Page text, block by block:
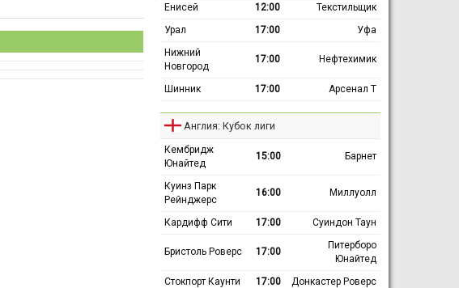
Енисей 12:00
Текстильщик
Урал
17:00
Уфа
Нижний
Новгород
17:00 Нефтехимик
Шинник 17:00 Арсенал Т
Англия: Кубок лиги
Кембридж
Юнайтед
15:00 Барнет
Куинз Парк
Рейнджерс
16:00 Миллуолл
Кардифф Сити 17:00 Суиндон Таун
Бристоль Роверс 17:00
Питерборо
Юнайтед
Стокпорт Каунти
17:00
Донкастер Роверс